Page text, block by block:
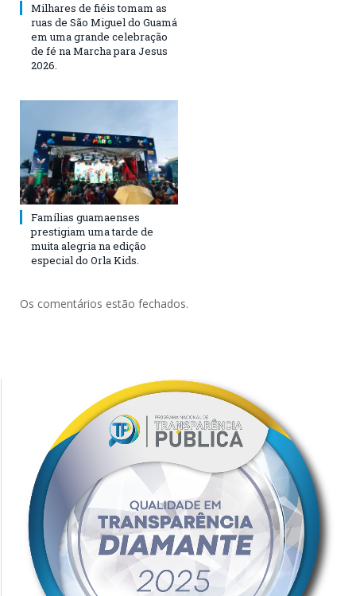
Milhares de fiéis tomam as
ruas de São Miguel do Guamá
em uma grande celebração
de fé na Marcha para Jesus
2026.
Famílias guamaenses
prestigiam uma tarde de
muita alegria na edição
especial do Orla Kids.
Os comentários estão fechados.